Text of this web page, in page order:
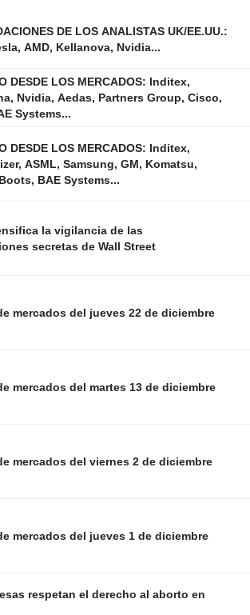
DE LOS ANALISTAS UK/EE.UU.:
AMD, Kellanova, Nvidia...
DESDE LOS MERCADOS: Inditex,
Nvidia, Aedas, Partners Group, Cisco,
Systems...
DESDE LOS MERCADOS: Inditex,
ASML, Samsung, GM, Komatsu,
BAE Systems...
la vigilancia de las
secretas de Wall Street
mercados del jueves 22 de diciembre
mercados del martes 13 de diciembre
mercados del viernes 2 de diciembre
mercados del jueves 1 de diciembre
respetan el derecho al aborto en